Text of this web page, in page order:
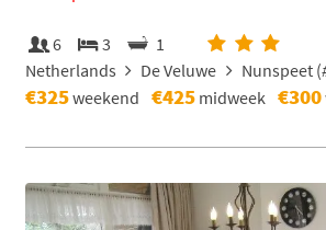
6 3
1
Netherlands
De Veluwe Nunspeet (
€325weekend €425 midweek €300